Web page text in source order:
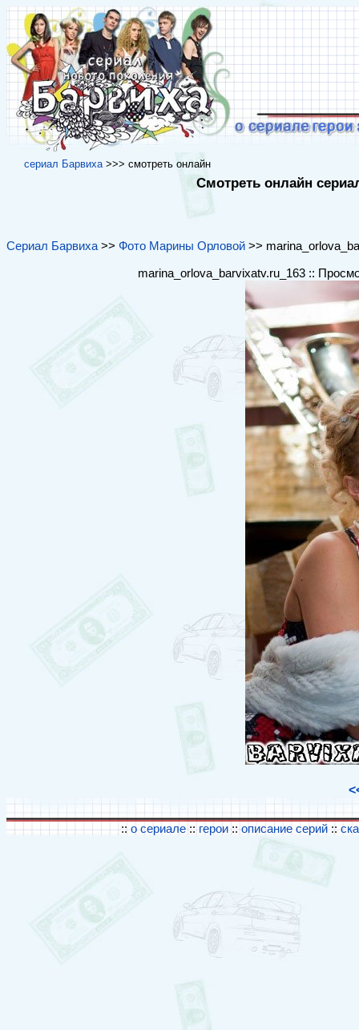
cериал Барвиха>>> cмотреть онлайн
Смотреть онлайн
Сериал Барвиха >> Фото Марины Орловой >>
marina_orlova_barvixatv.ru_163 ::
:: о сериале:: герои::описание серий::